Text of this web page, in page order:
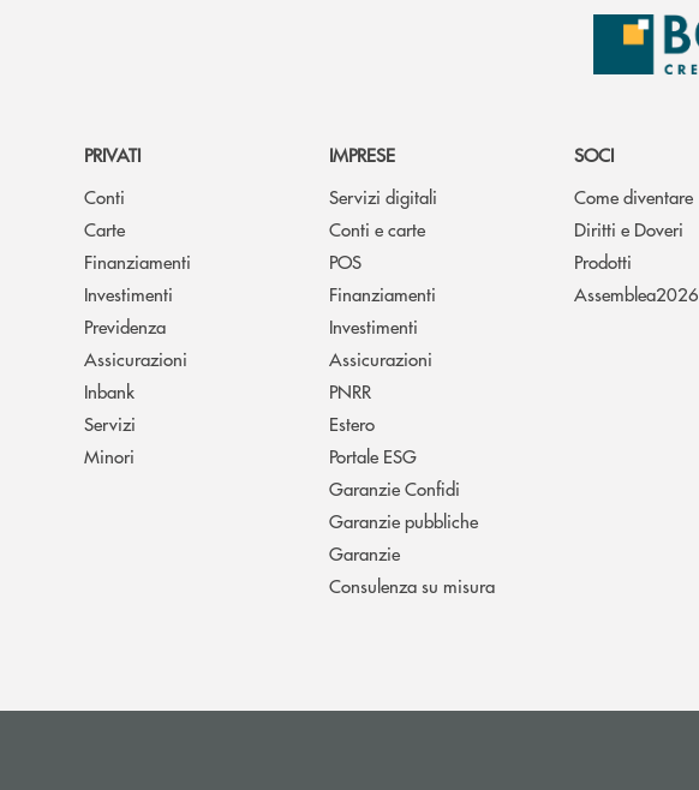
PRIVATI
Conti
Carte
Finanziamenti
Investimenti
Previdenza
Assicurazioni
Inbank
Servizi
Minori
IMPRESE
Servizi digitali
Conti e carte
POS
Finanziamenti
Investimenti
Assicurazioni
PNRR
Estero
Portale ESG
Garanzie Confidi
Garanzie pubbliche
Garanzie
Consulenza su misura
SOCI
Come diventare
Diritti e Doveri
Prodotti
Assemblea2026